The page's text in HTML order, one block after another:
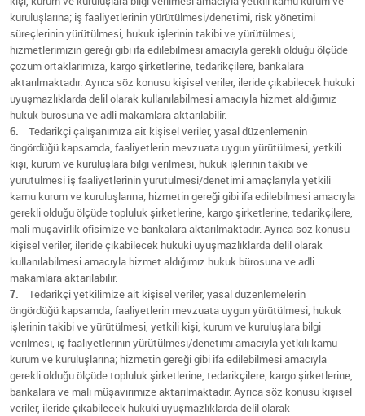
kuruluşlarına; iş faaliyetlerinin yürütülmesi/denetimi, risk yönetimi
süreçlerinin yürütülmesi, hukuk işlerinin takibi ve yürütülmesi,
hizmetlerimizin gereği gibi ifa edilebilmesi amacıyla gerekli olduğu ölçüde
çözüm ortaklarımıza, kargo şirketlerine, tedarikçilere, bankalara
aktarılmaktadır. Ayrıca söz konusu kişisel veriler, ileride çıkabilecek hukuki
uyuşmazlıklarda delil olarak kullanılabilmesi amacıyla hizmet aldığımız
hukuk bürosuna ve adli makamlara aktarılabilir.
6.
Tedarikçi çalışanımıza ait kişisel veriler, yasal düzenlemenin
öngördüğü kapsamda, faaliyetlerin mevzuata uygun yürütülmesi, yetkili
kişi, kurum ve kuruluşlara bilgi verilmesi, hukuk işlerinin takibi ve
yürütülmesi iş faaliyetlerinin yürütülmesi/denetimi amaçlarıyla yetkili
kamu kurum ve kuruluşlarına; hizmetin gereği gibi ifa edilebilmesi amacıyla
gerekli olduğu ölçüde topluluk şirketlerine, kargo şirketlerine, tedarikçilere,
mali müşavirlik ofisimize ve bankalara aktarılmaktadır. Ayrıca söz konusu
kişisel veriler, ileride çıkabilecek hukuki uyuşmazlıklarda delil olarak
kullanılabilmesi amacıyla hizmet aldığımız hukuk bürosuna ve adli
makamlara aktarılabilir.
7. Tedarikçi yetkilimize ait kişisel veriler, yasal düzenlemelerin
öngördüğü kapsamda, faaliyetlerin mevzuata uygun yürütülmesi, hukuk
işlerinin takibi ve yürütülmesi, yetkili kişi, kurum ve kuruluşlara bilgi
verilmesi, iş faaliyetlerinin yürütülmesi/denetimi amacıyla yetkili kamu
kurum ve kuruluşlarına; hizmetin gereği gibi ifa edilebilmesi amacıyla
gerekli olduğu ölçüde topluluk şirketlerine, tedarikçilere, kargo şirketlerine,
bankalara ve mali müşavirimize aktarılmaktadır. Ayrıca söz konusu kişisel
veriler, ileride çıkabilecek hukuki uyuşmazlıklarda delil olarak